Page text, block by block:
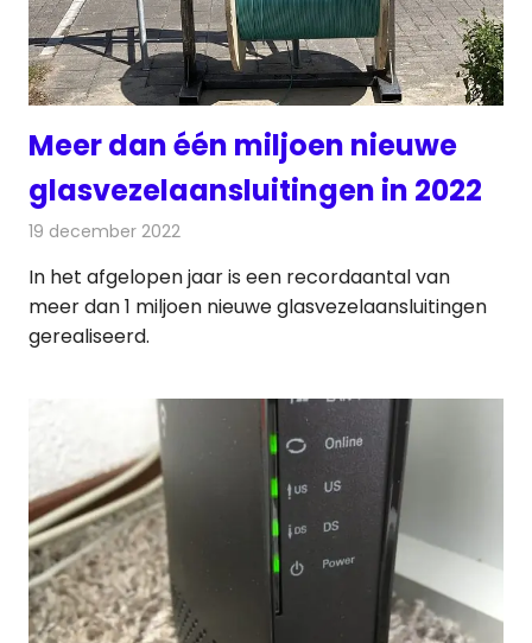
Meer dan één miljoen nieuwe
glasvezelaansluitingen in 2022
19 december 2022
In het afgelopen jaar is een recordaantal van
meer dan 1 miljoen nieuwe glasvezelaansluitingen
gerealiseerd.